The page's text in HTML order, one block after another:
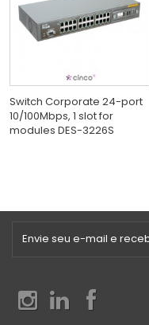
Switch Corporate 24-port
10/100Mbps, 1 slot for
modules DES-3226S